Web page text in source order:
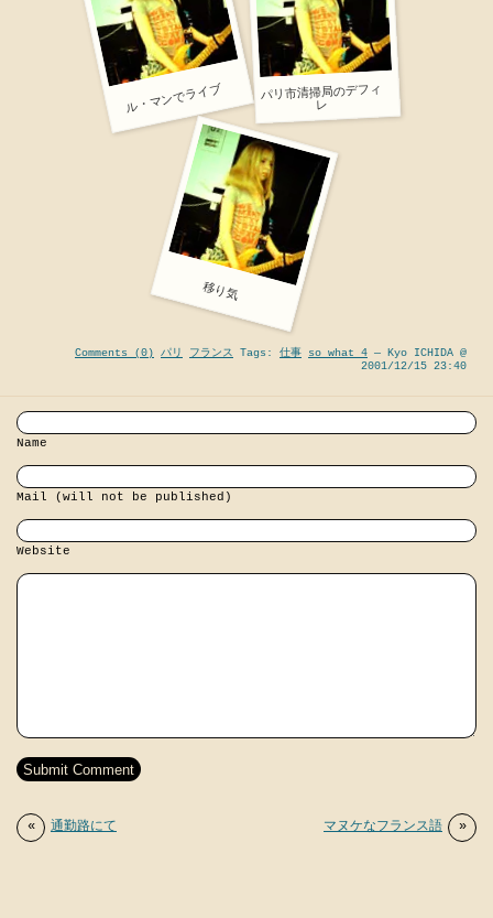
ル・マンでライブ パリ市清掃局のデフィ
レ
移り気
Comments (0) パリ フランス Tags: 仕事 so what 4 — Kyo ICHIDA @
2001/12/15 23:40
Name
Mail (will not be published)
Website
« 通勤路にて マヌケなフランス語 »